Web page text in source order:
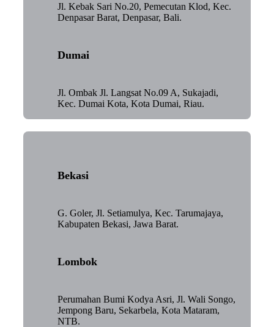
Jl. Kebak Sari No.20, Pemecutan Klod, Kec.
Denpasar Barat, Denpasar, Bali.
Dumai
Jl. Ombak Jl. Langsat No.09 A, Sukajadi,
Kec. Dumai Kota, Kota Dumai, Riau.
Bekasi
G. Goler, Jl. Setiamulya, Kec. Tarumajaya,
Kabupaten Bekasi, Jawa Barat.
Lombok
Perumahan Bumi Kodya Asri, Jl. Wali Songo,
Jempong Baru, Sekarbela, Kota Mataram,
NTB.